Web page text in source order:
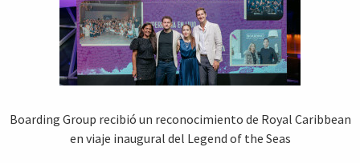
Boarding Group recibió un reconocimiento de Royal Caribbean
en viaje inaugural del Legend of the Seas